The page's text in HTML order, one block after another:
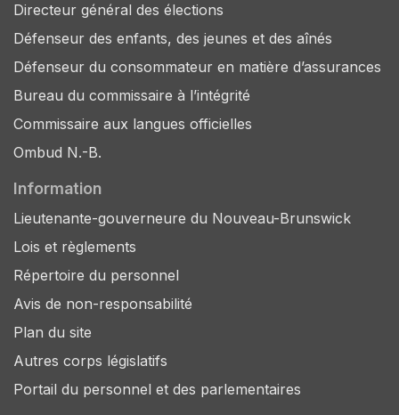
Directeur général des élections
Défenseur des enfants, des jeunes et des aînés
Défenseur du consommateur en matière d’assurances
Bureau du commissaire à l’intégrité
Commissaire aux langues officielles
Ombud N.-B.
Information
Lieutenante-gouverneure du Nouveau-Brunswick
Lois et règlements
Répertoire du personnel
Avis de non-responsabilité
Plan du site
Autres corps législatifs
Portail du personnel et des parlementaires